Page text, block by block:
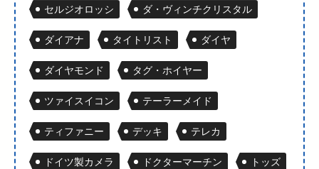
セルジオロッシ ダ・ヴィンチクリスタル
ダイアナ タイトリスト ダイヤ
ダイヤモンド タグ・ホイヤー
ツァイスイコン テーラーメイド
ティファニー デッキ テレカ
ドイツ製カメラ ドクターマーチン トッズ